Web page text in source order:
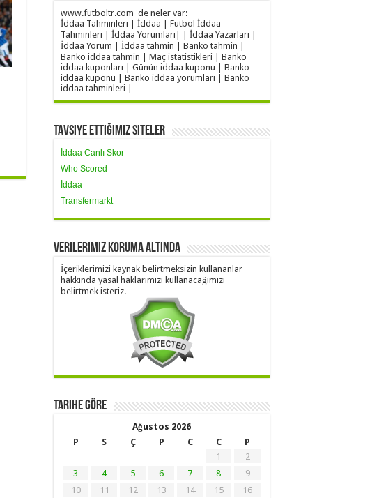
www.futboltr.com 'de neler var:
İddaa Tahminleri | İddaa | Futbol İddaa
Tahminleri | İddaa Yorumları| | İddaa Yazarları |
İddaa Yorum | İddaa tahmin | Banko tahmin |
Banko iddaa tahmin | Maç istatistikleri | Banko
iddaa kuponları | Günün iddaa kuponu | Banko
iddaa kuponu | Banko iddaa yorumları | Banko
iddaa tahminleri |
Tavsiye Ettiğimiz Siteler
İddaa Canlı Skor
Who Scored
İddaa
Transfermarkt
Verilerimiz Koruma Altında
İçeriklerimizi kaynak belirtmeksizin kullananlar
hakkında yasal haklarımızı kullanacağımızı
belirtmek isteriz.
Tarihe Göre
Ağustos 2026
P
S Ç P C C
P
1
2
3
4 5 6 7 8
9
10
11 12 13 14 15
16